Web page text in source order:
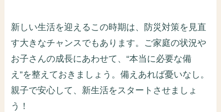
新しい生活を迎えるこの時期は、防災対策を見直
す大きなチャンスでもあります。ご家庭の状況や
お子さんの成長にあわせて、“本当に必要な備
え”を整えておきましょう。備えあれば憂いなし。
親子で安心して、新生活をスタートさせましょ
う！